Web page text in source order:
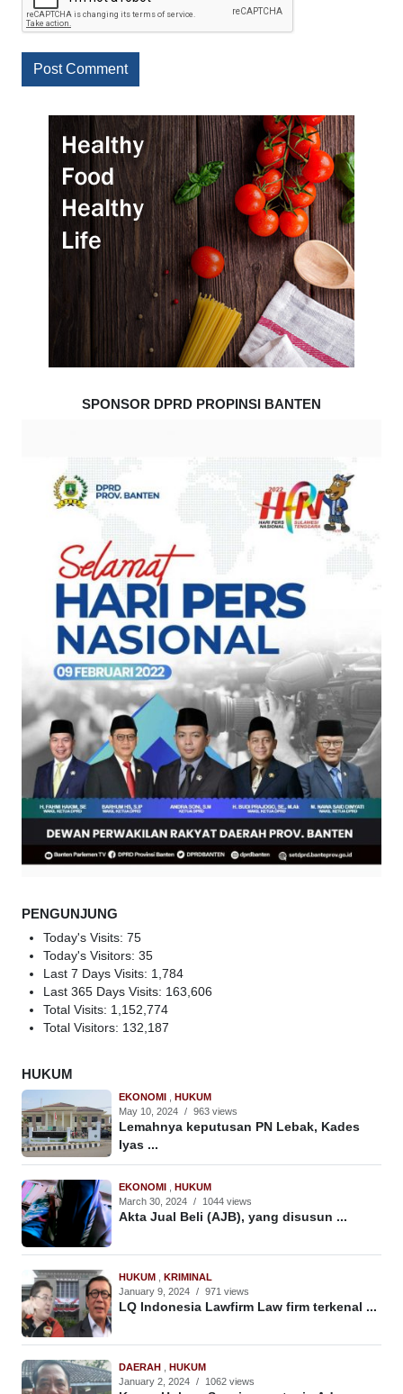
SPONSOR DPRD PROPINSI BANTEN
PENGUNJUNG
Today's Visits: 75
Today's Visitors: 35
Last 7 Days Visits: 1,784
Last 365 Days Visits: 163,606
Total Visits: 1,152,774
Total Visitors: 132,187
HUKUM
EKONOMI , HUKUM
May 10, 2024 / 963 views
Lemahnya keputusan PN Lebak, Kades
Iyas ...
EKONOMI , HUKUM
March 30, 2024 / 1044 views
Akta Jual Beli (AJB), yang disusun ...
HUKUM , KRIMINAL
January 9, 2024 / 971 views
LQ Indonesia Lawfirm Law firm terkenal ...
DAERAH , HUKUM
January 2, 2024 / 1062 views